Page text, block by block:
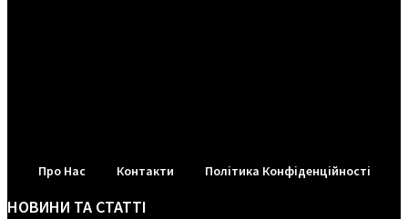
Про Нас Контакти Політика Конфіденційності
НОВИНИ ТА СТАТТІ